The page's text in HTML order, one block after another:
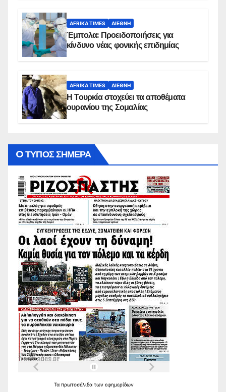
AFRIKA TIMES ΔΙΕΘΝΉ
Έμπολα: Προειδοποιήσεις για
κίνδυνο νέας φονικής επιδημίας
AFRIKA TIMES ΔΙΕΘΝΉ
Η Τουρκία στοχεύει τα αποθέματα
ουρανίου της Σομαλίας
O ΤΥΠΟΣ ΣΗΜΕΡΑ
Τα πρωτοσέλιδα των εφημερίδων